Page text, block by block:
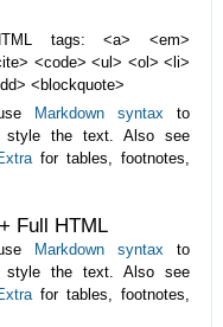
tags: <a> <em>
<code> <ul> <ol> <li>
<blockquote>
Markdown syntax to
style the text. Also see
for tables, footnotes,
Full HTML
Markdown syntax to
style the text. Also see
for tables, footnotes,